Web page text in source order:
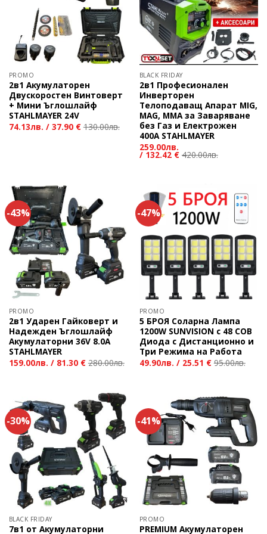
PROMO
2в1 Акумулаторен
Двускоростен Винтоверт
+ Мини Ъглошлайф
STAHLMAYER 24V
74.13лв. / 37.90 € 130.00лв.
BLACK FRIDAY
2в1 Професионален
Инверторен
Телоподаващ Апарат MIG,
MAG, MMA за Заваряване
без Газ и Електрожен
400А STAHLMAYER
259.00лв.
/ 132.42 € 420.00лв.
-43%
PROMO
2в1 Ударен Гайковерт и
Надежден Ъглошлайф
Акумулаторни 36V 8.0A
STAHLMAYER
159.00лв. / 81.30 € 280.00лв.
-47%
PROMO
5 БРОЯ Соларна Лампа
1200W SUNVISION с 48 COB
Диода с Дистанционно и
Три Режима на Работа
49.90лв. / 25.51 € 95.00лв.
-30%
BLACK FRIDAY
7в1 от Акумулаторни
-41%
PROMO
PREMIUM Акумулаторен